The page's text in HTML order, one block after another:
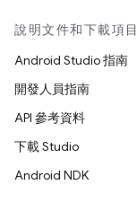
說明文件和下載項目
Android Studio 指南
開發人員指南
API 參考資料
下載 Studio
Android NDK